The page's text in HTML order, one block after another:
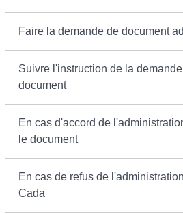
Faire la demande de document
Suivre l'instruction de la
document
En cas d'accord de
le document
En cas de refus de
Cada